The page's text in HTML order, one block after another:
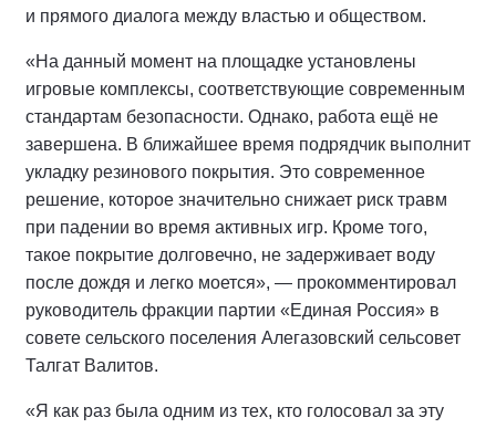
и прямого диалога между властью и обществом.
«На данный момент на площадке установлены
игровые комплексы, соответствующие современным
стандартам безопасности. Однако, работа ещё не
завершена. В ближайшее время подрядчик выполнит
укладку резинового покрытия. Это современное
решение, которое значительно снижает риск травм
при падении во время активных игр. Кроме того,
такое покрытие долговечно, не задерживает воду
после дождя и легко моется», — прокомментировал
руководитель фракции партии «Единая Россия» в
совете сельского поселения Алегазовский сельсовет
Талгат Валитов.
«Я как раз была одним из тех, кто голосовал за эту